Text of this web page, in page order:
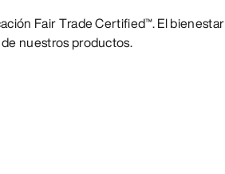
Fair Trade Certified™. El bienestar
nuestros productos.